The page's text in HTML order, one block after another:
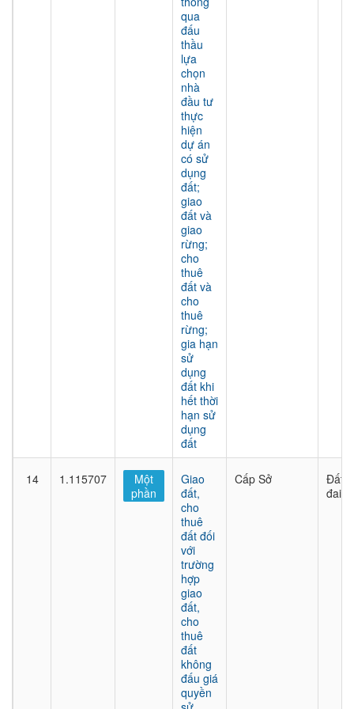
qua
đấu
thầu
lựa
chọn
nhà
đầu tư
thực
hiện
dự án
có sử
dụng
đất;
giao
đất và
giao
rừng;
cho
thuê
đất và
cho
thuê
rừng;
gia hạn
sử
dụng
đất khi
hết thời
hạn sử
dụng
đất
14 1.115707
Một
phần
Giao
đất,
cho
thuê
đất đối
với
trường
hợp
giao
đất,
cho
thuê
đất
không
đấu giá
quyền
Cấp Sở
Đất
đai